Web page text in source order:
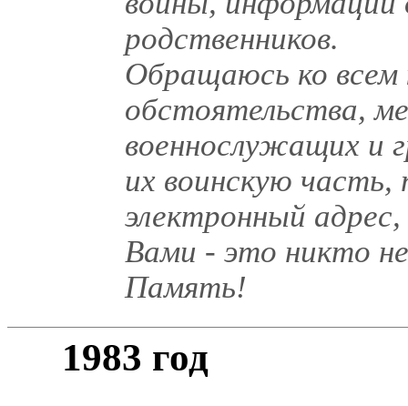
родственников.
Обращаюсь ко
обстоятельства,
военнослужащих и
их воинскую
электронный
Вами - это никто
Память!
1983 год